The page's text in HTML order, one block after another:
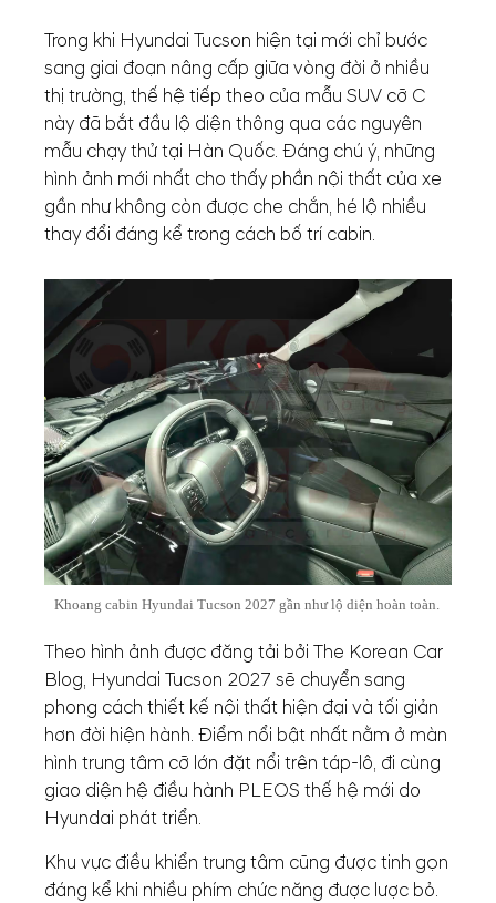
Trong khi Hyundai Tucson hiện tại mới chỉ bước
sang giai đoạn nâng cấp giữa vòng đời ở nhiều
thị trường, thế hệ tiếp theo của mẫu SUV cỡ C
này đã bắt đầu lộ diện thông qua các nguyên
mẫu chạy thử tại Hàn Quốc. Đáng chú ý, những
hình ảnh mới nhất cho thấy phần nội thất của xe
gần như không còn được che chắn, hé lộ nhiều
thay đổi đáng kể trong cách bố trí cabin.
Khoang cabin Hyundai Tucson 2027 gần như lộ diện hoàn toàn.
Theo hình ảnh được đăng tải bởi The Korean Car
Blog, Hyundai Tucson 2027 sẽ chuyển sang
phong cách thiết kế nội thất hiện đại và tối giản
hơn đời hiện hành. Điểm nổi bật nhất nằm ở màn
hình trung tâm cỡ lớn đặt nổi trên táp-lô, đi cùng
giao diện hệ điều hành PLEOS thế hệ mới do
Hyundai phát triển.
Khu vực điều khiển trung tâm cũng được tinh gọn
đáng kể khi nhiều phím chức năng được lược bỏ.